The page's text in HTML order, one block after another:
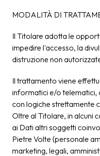
MODALITÀ DI
Il Titolare adotta le
impedire l'accesso, la
distruzione non
Il trattamento viene
informatici e/o telematici,
con logiche strettamente
Oltre al Titolare, in alcuni
ai Dati altri soggetti
Pietre Volte (personale
marketing, legali,